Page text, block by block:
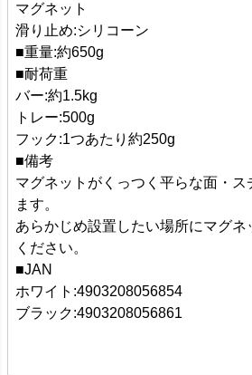
マグネット
滑り止め:シリコーン
■重量:約650g
■耐荷重
バー:約1.5kg
トレー:500g
フック:1つあたり約250g
■備考
マグネットがくっつく平らな面・ス
ます。
あらかじめ設置したい場所にマグ
ください。
■JAN
ホワイト:4903208056854
ブラック:4903208056861